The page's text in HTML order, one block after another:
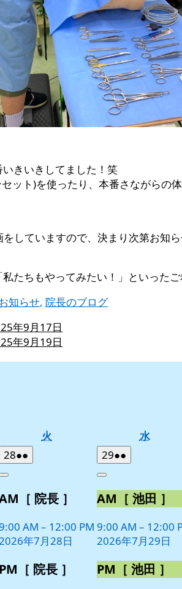
いきいきしてました！笑
ット)を使ったり、本番さながらの
していますので、決まり次第お知ら
たちもやってみたい！」といった
知らせ, 院長のブログ
年9月17日
年9月19日
火 水水
282026
年
月
日
●●
件
イ
ン
ト)
Close
［ 院長 ］
AM – 12:00 PM
年7月28日
PM［ 院長 ］
292026
年
月
29
日
●●
件
イ
ン
ト)
Close
AM［ 池田 ］
9:00 AM – 12:00
2026年7月29日
PM［ 池田 ］